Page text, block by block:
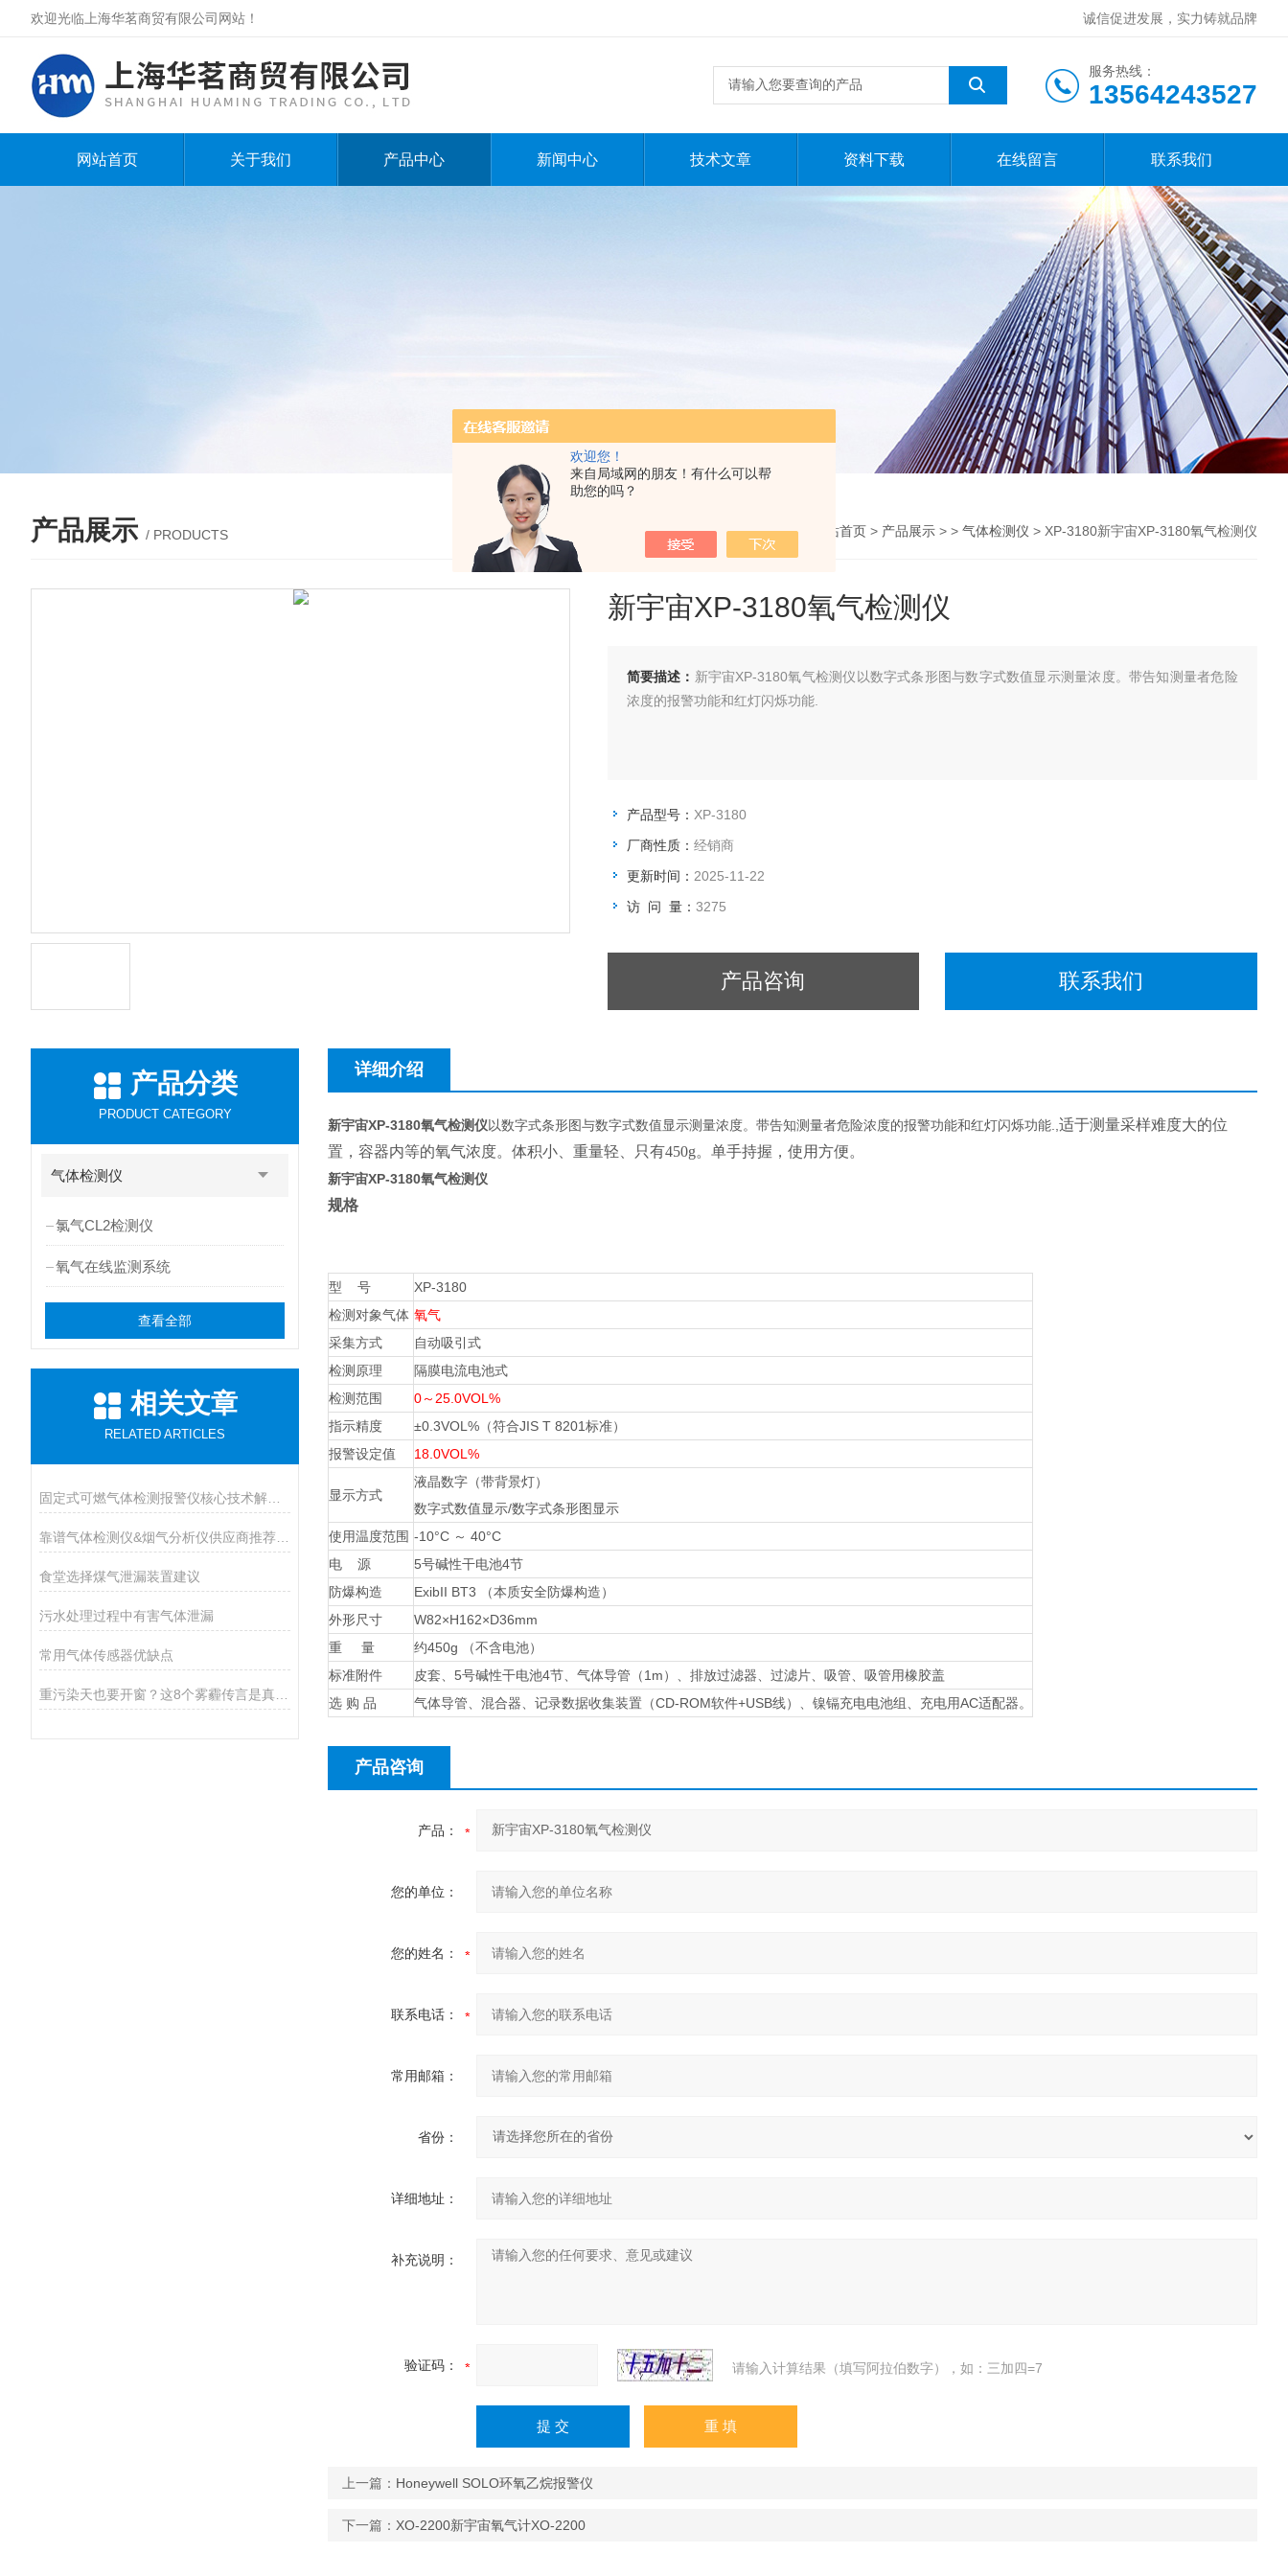
欢迎您！
来自局域网的朋友！有什么可以帮
助您的吗？
欢迎光临上海华茗商贸有限公司网站！ 诚信促进发展，实力铸就品牌
服务热线：
13564243527
网站首页 关于我们 产品中心 新闻中心 技术文章 资料下载 在线留言 联系我们
产品展示 / PRODUCTS 您的位置： 网站首页 > 产品展示 > > 气体检测仪 > XP-3180新宇宙XP-3180氧气检测仪
新宇宙XP-3180氧气检测仪
简要描述： 新宇宙XP-3180氧气检测仪以数字式条形图与数字式数值显示测量浓度。带告知测量者危险
浓度的报警功能和红灯闪烁功能.
产品型号： XP-3180
厂商性质： 经销商
更新时间： 2025-11-22
访 问 量： 3275
产品咨询 联系我们
产品分类
PRODUCT CATEGORY
气体检测仪
氯气CL2检测仪
氧气在线监测系统
查看全部
相关文章
RELATED ARTICLES
食堂选择煤气泄漏装置建议
污水处理过程中有害气体泄漏
常用气体传感器优缺点
详细介绍
新宇宙XP-3180氧气检测仪以数字式条形图与数字式数值显示测量浓度。带告知测量者危险浓度的报警功能和红灯闪烁功能., 适于测量采样难度大的位
置，容器内等的氧气浓度。体积小、重量轻、只有450g。单手持握，使用方便。
新宇宙XP-3180氧气检测仪
规格
型 号
XP-3180
检测对象气体 氧气
采集方式
自动吸引式
检测原理
隔膜电流电池式
检测范围
0～25.0VOL%
指示精度
±0.3VOL%（符合JIS T 8201标准）
报警设定值
18.0VOL%
显示方式
液晶数字（带背景灯）
数字式数值显示/数字式条形图显示
使用温度范围 -10°C ～ 40°C
电 源
5号碱性干电池4节
防爆构造
ExibII BT3 （本质安全防爆构造）
外形尺寸
W82×H162×D36mm
重 量
约450g （不含电池）
标准附件
皮套、5号碱性干电池4节、气体导管（1m）、排放过滤器、过滤片、吸管、吸管用橡胶盖
选 购 品
气体导管、混合器、记录数据收集装置（CD-ROM软件+USB线）、镍镉充电电池组、充电用AC适配器。
产品咨询
产品：
您的单位：
您的姓名：
联系电话：
常用邮箱：
省份：
详细地址：
补充说明：
验证码： 请输入计算结果（填写阿拉伯数字），如：三加四=7
上一篇： Honeywell SOLO环氧乙烷报警仪
下一篇： XO-2200新宇宙氧气计XO-2200